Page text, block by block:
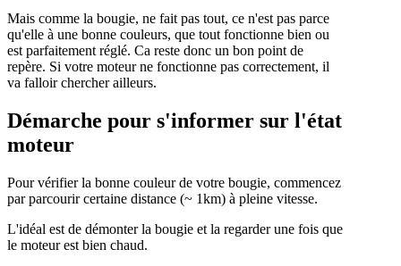
Mais comme la bougie, ne fait pas tout, ce n'est pas parce
qu'elle à une bonne couleurs, que tout fonctionne bien ou
est parfaitement réglé. Ca reste donc un bon point de
repère. Si votre moteur ne fonctionne pas correctement, il
va falloir chercher ailleurs.
Démarche pour s'informer sur l'état
moteur
Pour vérifier la bonne couleur de votre bougie, commencez
par parcourir certaine distance (~ 1km) à pleine vitesse.
L'idéal est de démonter la bougie et la regarder une fois que
le moteur est bien chaud.